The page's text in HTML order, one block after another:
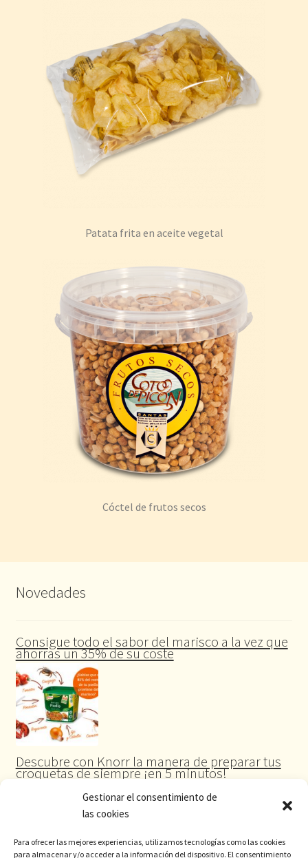
Gestionar el consentimiento de
las cookies
Para ofrecer las mejores experiencias, utilizamos tecnologías como las cookies
para almacenar y/o acceder a la información del dispositivo. El consentimiento
Patata frita en aceite vegetal
Cóctel de frutos secos
Novedades
Consigue todo el sabor del marisco a la vez que
ahorras un 35% de su coste
Descubre con Knorr la manera de preparar tus
croquetas de siempre ¡en 5 minutos!